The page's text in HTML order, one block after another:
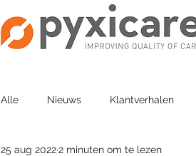
Alle Nieuws Klantverhalen
25 aug 20222 minuten om te lezen